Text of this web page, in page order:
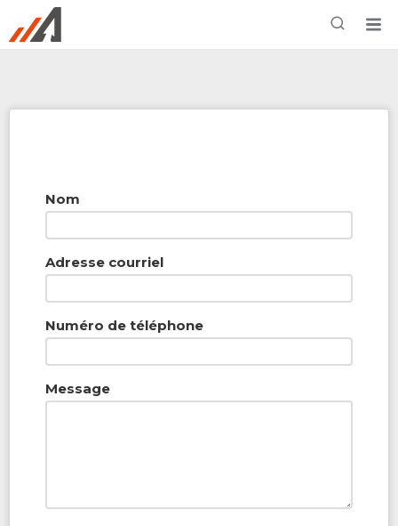
Rechercher à proximité - Entreprise / Rabais /
Services
Nom
Adresse courriel
Numéro de téléphone
Message